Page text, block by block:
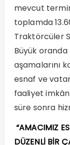
mevcut
toplamda
Traktörcüler
Büyük
aşamalarını
esnaf ve
faaliyet
süre sonra
“AMACIMIZ
DÜZENLİ BİR